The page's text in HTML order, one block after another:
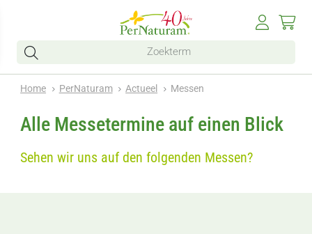
Home PerNaturam Actueel Messen
Alle Messetermine auf einen Blick
Sehen wir uns auf den folgenden Messen?